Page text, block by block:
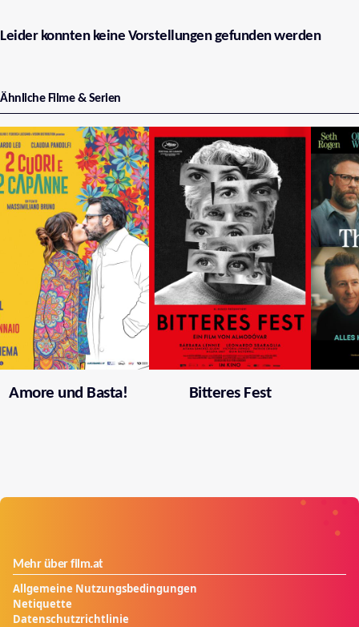
Leider konnten keine Vorstellungen gefunden werden
Ähnliche Filme & Serien
Amore und Basta! Bitteres Fest
Mehr über film.at
Allgemeine Nutzungsbedingungen
Netiquette
Datenschutzrichtlinie